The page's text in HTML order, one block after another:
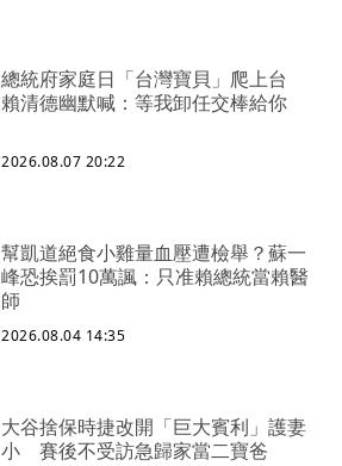
總統府家庭日「台灣寶貝」爬上台
賴清德幽默喊：等我卸任交棒給你
2026.08.07 20:22
幫凱道絕食小雞量血壓遭檢舉？蘇一
峰恐挨罰10萬諷：只准賴總統當賴醫
師
2026.08.04 14:35
大谷捨保時捷改開「巨大賓利」護妻
小 賽後不受訪急歸家當二寶爸